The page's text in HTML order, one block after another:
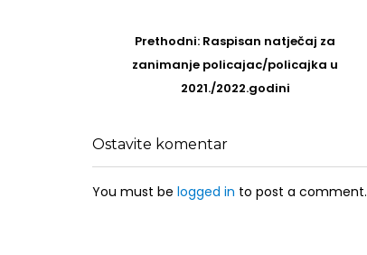
navigation
Prethodni: Prethodni
post
Raspisan natječaj za
zanimanje policajac/policajka u
2021./2022.godini
Ostavite komentar
You must be logged in to post a comment.